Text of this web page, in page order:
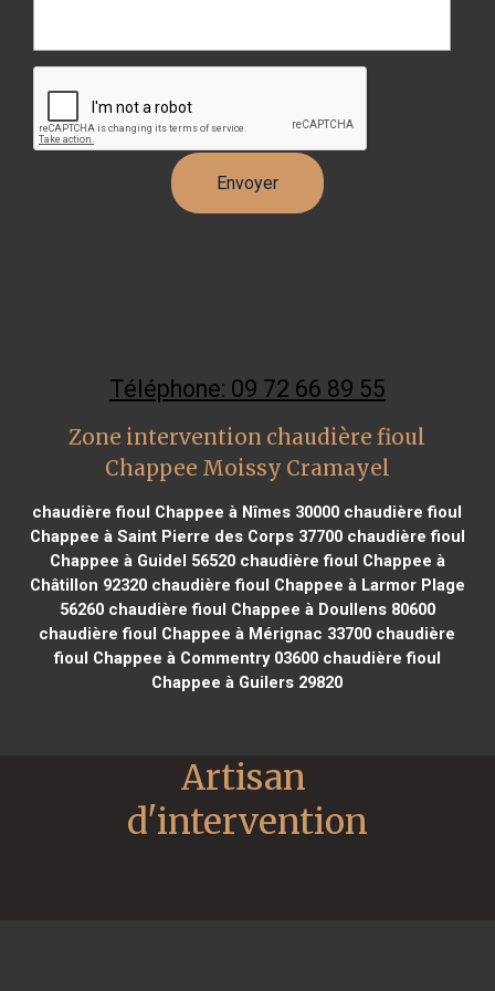
Téléphone: 09 72 66 89 55
Zone intervention chaudière fioul
Chappee Moissy Cramayel
chaudière fioul Chappee à Nîmes 30000 chaudière fioul
Chappee à Saint Pierre des Corps 37700chaudière fioul
Chappee à Guidel 56520chaudière fioul Chappee à
Châtillon 92320chaudière fioul Chappee à Larmor Plage
56260chaudière fioul Chappee à Doullens 80600
chaudière fioul Chappee à Mérignac 33700 chaudière
fioul Chappee à Commentry 03600chaudière fioul
Chappee à Guilers 29820
Artisan
d'intervention